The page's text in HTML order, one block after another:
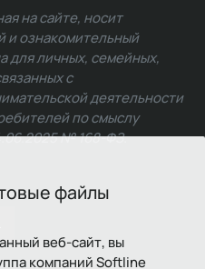
файлы
веб-сайт, вы
компаний Softline
на сайте, носит
и ознакомительный
для личных, семейных,
с
деятельности
по смыслу
№ 168-ФЗ.